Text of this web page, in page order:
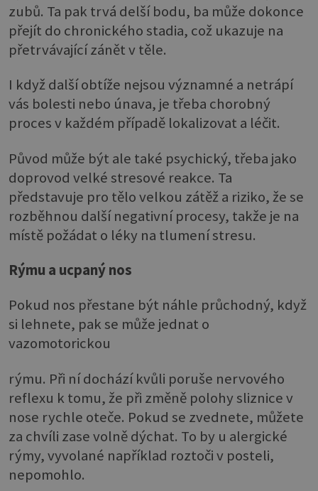
zubů. Ta pak trvá delší bodu, ba může dokonce
přejít do chronického stadia, což ukazuje na
přetrvávající zánět v těle.
I když další obtíže nejsou významné a netrápí
vás bolesti nebo únava, je třeba chorobný
proces v každém případě lokalizovat a léčit.
Původ může být ale také psychický, třeba jako
doprovod velké stresové reakce. Ta
představuje pro tělo velkou zátěž a riziko, že se
rozběhnou další negativní procesy, takže je na
místě požádat o léky na tlumení stresu.
Rýmu a ucpaný nos
Pokud nos přestane být náhle průchodný, když
si lehnete, pak se může jednat o
vazomotorickou
rýmu. Při ní dochází kvůli poruše nervového
reflexu k tomu, že při změně polohy sliznice v
nose rychle oteče. Pokud se zvednete, můžete
za chvíli zase volně dýchat. To by u alergické
rýmy, vyvolané například roztoči v posteli,
nepomohlo.